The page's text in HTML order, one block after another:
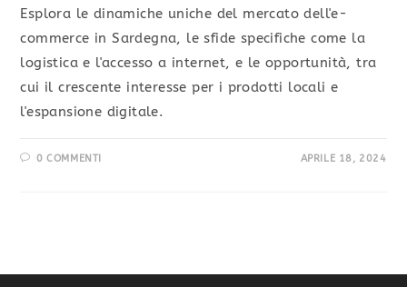
Esplora le dinamiche uniche del mercato dell'e-
commerce in Sardegna, le sfide specifiche come la
logistica e l'accesso a internet, e le opportunità, tra
cui il crescente interesse per i prodotti locali e
l'espansione digitale.
0 COMMENTI APRILE 18, 2024